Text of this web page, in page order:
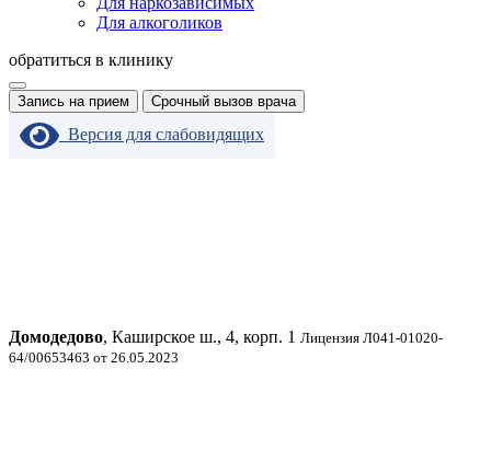
Для алкоголиков
обратиться в клинику
Запись на прием Срочный вызов врача
Версия для слабовидящих
Домодедово, Каширское ш., 4, корп. 1 Лицензия Л041-01020-
64/00653463 от 26.05.2023